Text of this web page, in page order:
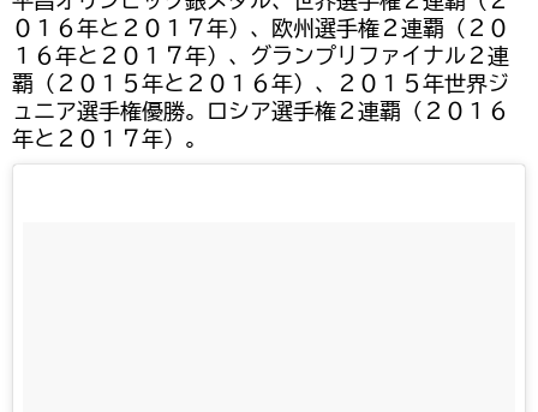
０１６年と２０１７年）、欧州選手権２連覇（２０
１６年と２０１７年）、グランプリファイナル２連
覇（２０１５年と２０１６年）、２０１５年世界ジ
ュニア選手権優勝。ロシア選手権２連覇（２０１６
年と２０１７年）。